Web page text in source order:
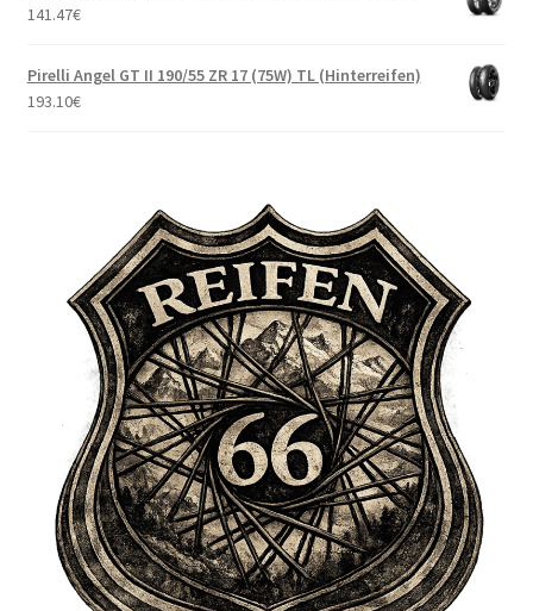
141.47€
Pirelli Angel GT II 190/55 ZR 17 (75W) TL (Hinterreifen)
193.10€